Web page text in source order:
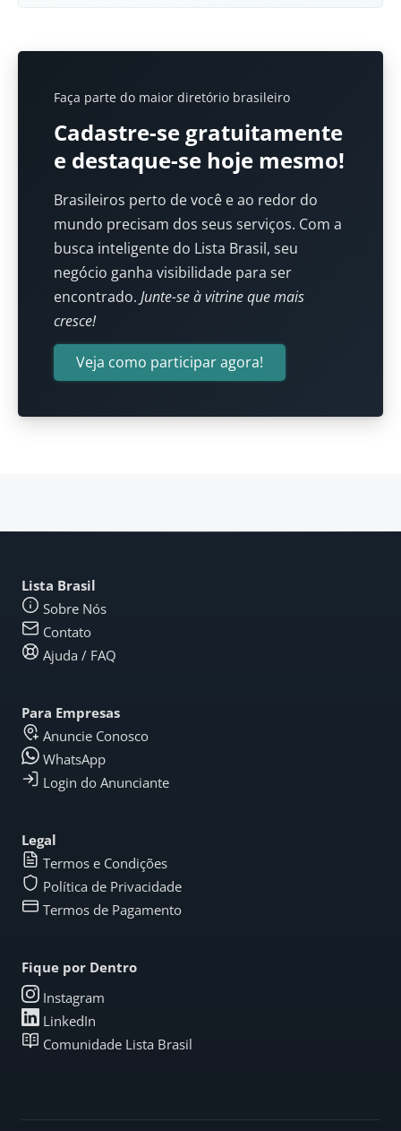
Faça parte do maior diretório brasileiro
Cadastre-se gratuitamente
e destaque-se hoje mesmo!
Brasileiros perto de você e ao redor do
mundo precisam dos seus serviços. Com a
busca inteligente do Lista Brasil, seu
negócio ganha visibilidade para ser
encontrado. Junte-se à vitrine que mais
cresce!
Veja como participar agora!
Lista Brasil
Sobre Nós
Contato
Ajuda / FAQ
Para Empresas
Anuncie Conosco
WhatsApp
Login do Anunciante
Legal
Termos e Condições
Política de Privacidade
Termos de Pagamento
Fique por Dentro
Instagram
LinkedIn
Comunidade Lista Brasil